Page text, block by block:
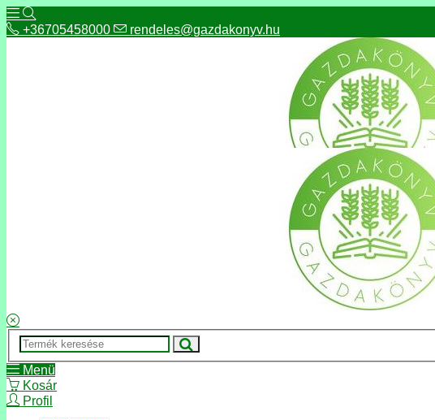
+36705458000 rendeles@gazdakonyv.hu
Menü
Kosár
Profil